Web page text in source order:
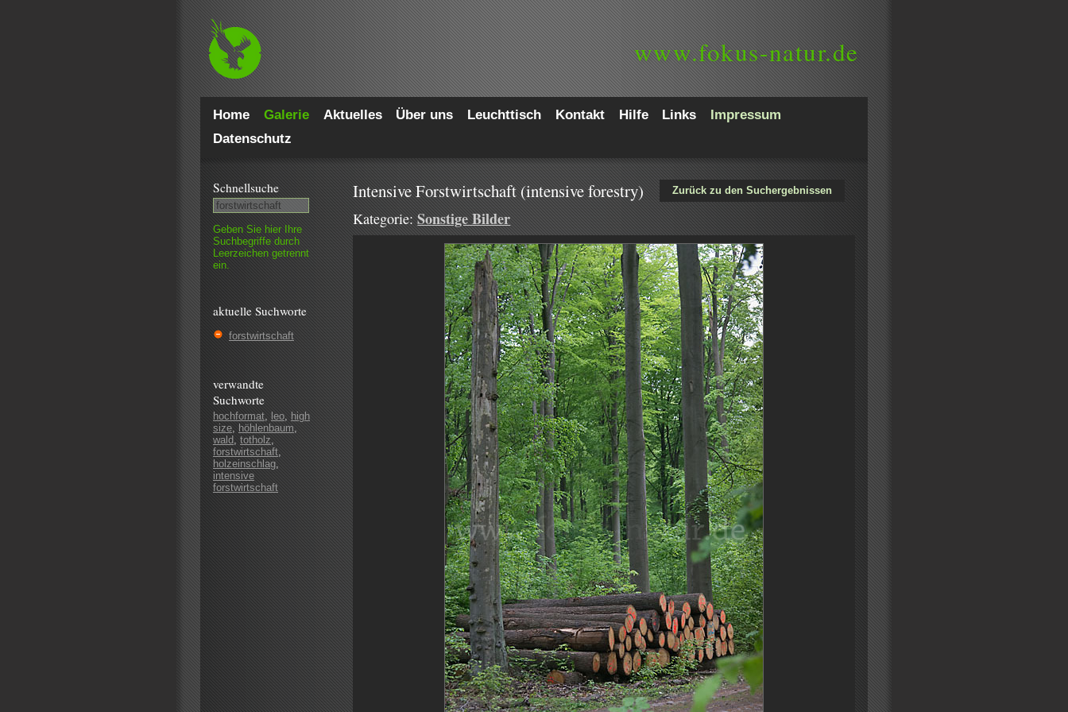
www.fokus-natur.de
Home Galerie Aktuelles Über uns Leuchttisch Kontakt Hilfe Links
Impressum
Datenschutz
Schnell­suche
Geben Sie hier Ihre
Such­begriffe durch
Leer­zeichen getrennt
ein.
aktuelle Suchworte
forstwirtschaft
verwandte
Suchworte
hochformat, leo, high
size, höhlenbaum,
wald, totholz,
forstwirtschaft,
holzeinschlag,
intensive
forstwirtschaft
Zurück zu den Suchergebnissen
Intensive Forstwirtschaft (intensive forestry)
Kategorie:Sonstige Bilder